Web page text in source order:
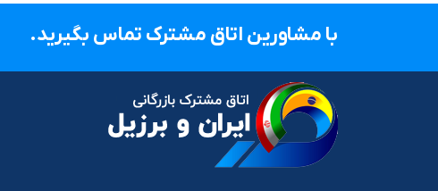
با مشاورین اتاق مشترک تماس بگیرید.